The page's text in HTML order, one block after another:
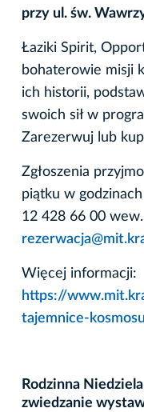
przy ul. św.
Łaziki Spirit,
bohaterowie misji
ich historii,
swoich sił w
Zarezerwuj lub
Zgłoszenia
piątku w
12 428 66 00
Więcej informacji:
https://
tajemnice-
Rodzinna
zwiedzanie